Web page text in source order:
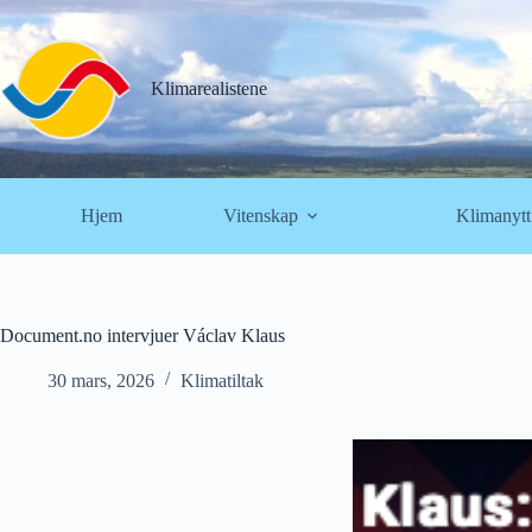
Hopp
til
innholdet
Klimarealistene
Hjem Vitenskap Klimanytt
Document.no intervjuer Václav Klaus
30 mars, 2026 Klimatiltak